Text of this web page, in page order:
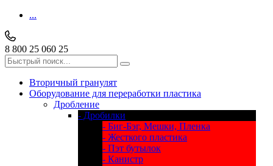
...
8 800 25 060 25
Вторичный гранулят
Оборудование для переработки пластика
Дробление
- Дробилки
- Биг-Бэг, Мешки, Пленка
- Жесткого пластика
- Пэт бутылок
- Канистр